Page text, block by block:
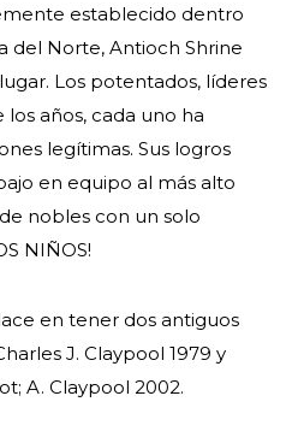
FILANTROPÍA
establecido dentro
del Norte, Antioch Shrine
Los potentados, líderes
años, cada uno ha
legítimas. Sus logros
en equipo al más alto
nobles con un solo
NIÑOS!
en tener dos antiguos
J. Claypool 1979 y
A. Claypool 2002.